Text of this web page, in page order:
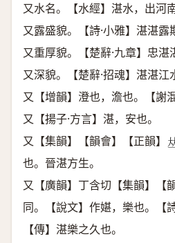
又水名。【水經】湛水，出河
又露盛貌。【詩·小雅】湛湛露
又重厚貌。【楚辭·九章】忠湛
又深貌。【楚辭·招魂】湛湛江
又【增韻】澄也，澹也。【謝
又【揚子·方言】湛，安也。
又【集韻】【韻會】【正韻】
也。晉湛方生。
又【廣韻】丁含切【集韻】【
同。【說文】作媅，樂也。【
【傳】湛樂之久也。